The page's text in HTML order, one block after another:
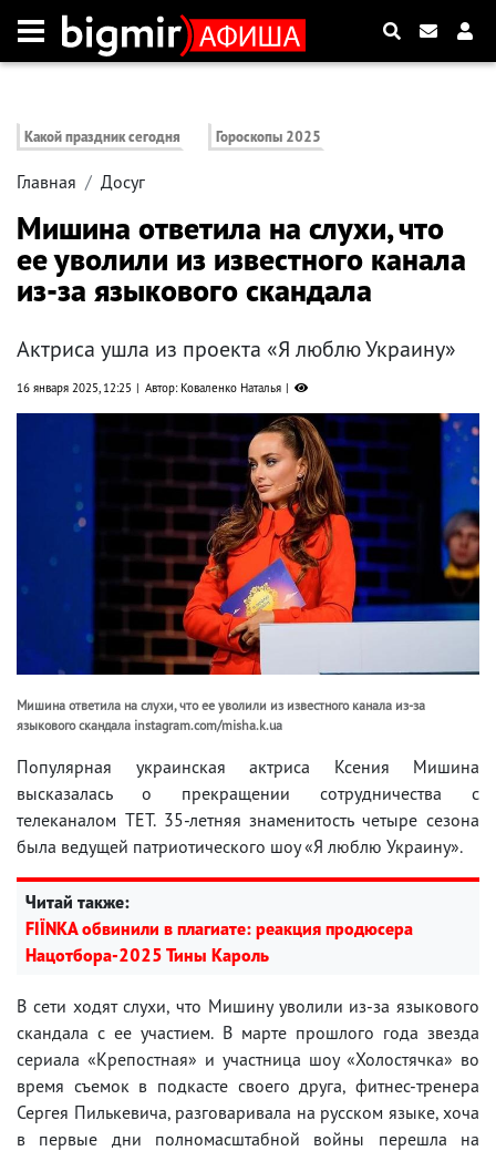
Какой праздник сегодня Гороскопы 2025
Главная Досуг
Мишина ответила на слухи, что
ее уволили из известного канала
из-за языкового скандала
Актриса ушла из проекта «Я люблю Украину»
16 января 2025, 12:25 Автор: Коваленко Наталья
Мишина ответила на слухи, что ее уволили из известного канала из-за
языкового скандала instagram.com/misha.k.ua
Популярная украинская актриса Ксения Мишина
высказалась о прекращении сотрудничества с
телеканалом ТЕТ. 35-летняя знаменитость четыре сезона
была ведущей патриотического шоу «Я люблю Украину».
Читай также:
FIЇNKA обвинили в плагиате: реакция продюсера
Нацотбора-2025 Тины Кароль
В сети ходят слухи, что Мишину уволили из-за языкового
скандала с ее участием. В марте прошлого года звезда
сериала «Крепостная» и участница шоу «Холостячка» во
время съемок в подкасте своего друга, фитнес-тренера
Сергея Пилькевича, разговаривала на русском языке, хоча
в первые дни полномасштабной войны перешла на